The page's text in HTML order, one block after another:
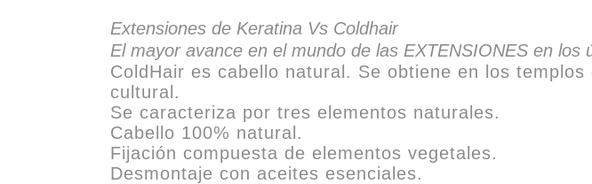
Extensiones de Keratina Vs Coldhair
El mayor avance en el mundo de las EXTENSIONES en los
ColdHair es cabello natural. Se obtiene en los
cultural.
Se caracteriza por tres elementos naturales.
Cabello 100% natural.
Fijación compuesta de elementos vegetales.
Desmontaje con aceites esenciales.